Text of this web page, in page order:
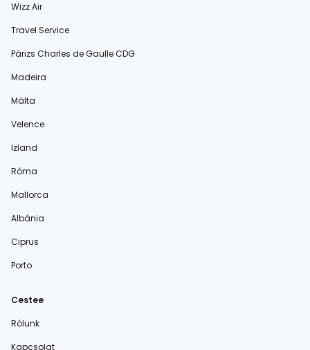
Wizz Air
Travel Service
Párizs Charles de Gaulle CDG
Madeira
Málta
Velence
Izland
Róma
Mallorca
Albánia
Ciprus
Porto
Cestee
Rólunk
Kapcsolat